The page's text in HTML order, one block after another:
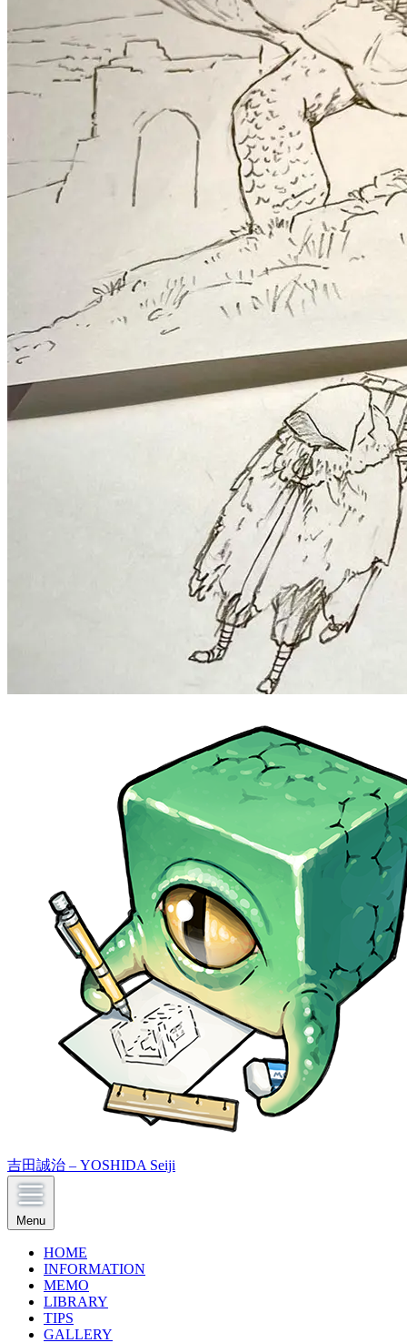
吉田誠治 – YOSHIDA Seiji
Menu
HOME
INFORMATION
MEMO
LIBRARY
TIPS
GALLERY